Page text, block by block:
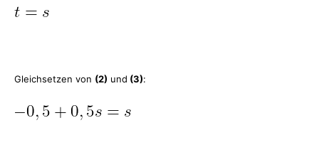
Gleichsetzen von (2) und (3):